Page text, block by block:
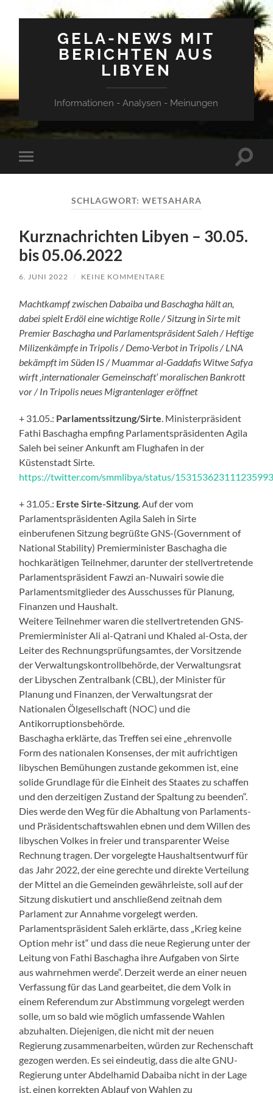
GELA-NEWS MIT
BERICHTEN AUS
LIBYEN
Informationen - Analysen - Meinungen
Mobile-
Menü
SCHLAGWORT: WETSAHARA
Kurznachrichten Libyen – 30.05.
bis 05.06.2022
6. JUNI 2022 / KEINE KOMMENTARE
Machtkampf zwischen Dabaiba und Baschagha hält an,
dabei spielt Erdöl eine wichtige Rolle / Sitzung in Sirte mit
Premier Baschagha und Parlamentspräsident Saleh / Heftige
Milizenkämpfe in Tripolis / Demo-Verbot in Tripolis / LNA
bekämpft im Süden IS / Muammar al-Gaddafis Witwe Safya
wirft ‚internationaler Gemeinschaft‘ moralischen Bankrott
vor / In Tripolis neues Migrantenlager eröffnet
+ 31.05.: Parlamentssitzung/Sirte. Ministerpräsident
Fathi Baschagha empfing Parlamentspräsidenten Agila
Saleh bei seiner Ankunft am Flughafen in der
Küstenstadt Sirte.
https://twitter.com/smmlibya/status/
+ 31.05.: Erste Sirte-Sitzung. Auf der vom
Parlamentspräsidenten Agila Saleh in Sirte
einberufenen Sitzung begrüßte GNS-(Government of
National Stability) Premierminister Baschagha die
hochkarätigen Teilnehmer, darunter der stellvertretende
Parlamentspräsident Fawzi an-Nuwairi sowie die
Parlamentsmitglieder des Ausschusses für Planung,
Finanzen und Haushalt.
Weitere Teilnehmer waren die stellvertretenden GNS-
Premierminister Ali al-Qatrani und Khaled al-Osta, der
Leiter des Rechnungsprüfungsamtes, der Vorsitzende
der Verwaltungskontrollbehörde, der Verwaltungsrat
der Libyschen Zentralbank (CBL), der Minister für
Planung und Finanzen, der Verwaltungsrat der
Nationalen Ölgesellschaft (NOC) und die
Antikorruptionsbehörde.
Baschagha erklärte, das Treffen sei eine „ehrenvolle
Form des nationalen Konsenses, der mit aufrichtigen
libyschen Bemühungen zustande gekommen ist, eine
solide Grundlage für die Einheit des Staates zu schaffen
und den derzeitigen Zustand der Spaltung zu beenden“.
Dies werde den Weg für die Abhaltung von Parlaments-
und Präsidentschaftswahlen ebnen und dem Willen des
libyschen Volkes in freier und transparenter Weise
Rechnung tragen. Der vorgelegte Haushaltsentwurf für
das Jahr 2022, der eine gerechte und direkte Verteilung
der Mittel an die Gemeinden gewährleiste, soll auf der
Sitzung diskutiert und anschließend zeitnah dem
Parlament zur Annahme vorgelegt werden.
Parlamentspräsident Saleh erklärte, dass „Krieg keine
Option mehr ist“ und dass die neue Regierung unter der
Leitung von Fathi Baschagha ihre Aufgaben von Sirte
aus wahrnehmen werde“. Derzeit werde an einer neuen
Verfassung für das Land gearbeitet, die dem Volk in
einem Referendum zur Abstimmung vorgelegt werden
solle, um so bald wie möglich umfassende Wahlen
abzuhalten. Diejenigen, die nicht mit der neuen
Regierung zusammenarbeiten, würden zur Rechenschaft
gezogen werden. Es sei eindeutig, dass die alte GNU-
Regierung unter Abdelhamid Dabaiba nicht in der Lage
ist, einen korrekten Ablauf von Wahlen zu